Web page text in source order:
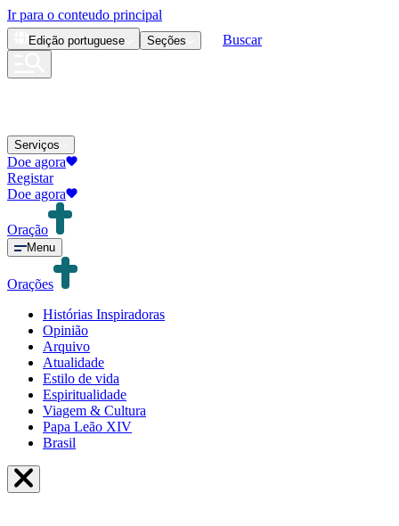
Ir para o conteudo principal
Edição portuguese Seções Buscar
Serviços
Doe agora
Registar
Doe agora
Oração
Menu
Orações
Histórias Inspiradoras
Opinião
Arquivo
Atualidade
Estilo de vida
Espiritualidade
Viagem & Cultura
Papa Leão XIV
Brasil